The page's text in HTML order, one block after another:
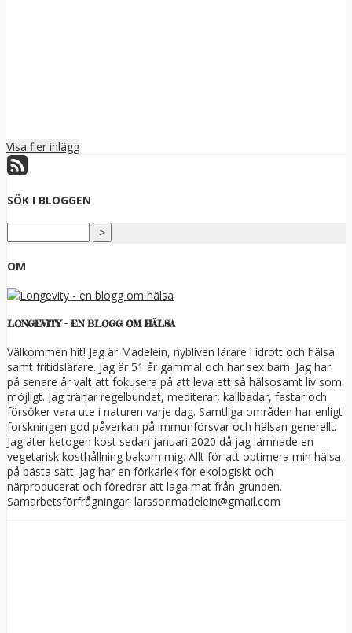
Visa fler inlägg
SÖK I BLOGGEN
OM
LONGEVITY - EN BLOGG OM HÄLSA
Välkommen hit! Jag är Madelein, nybliven lärare i idrott och hälsa
samt fritidslärare. Jag är 51 år gammal och har sex barn. Jag har
på senare år valt att fokusera på att leva ett så hälsosamt liv som
möjligt. Jag tränar regelbundet, mediterar, kallbadar, fastar och
försöker vara ute i naturen varje dag. Samtliga områden har enligt
forskningen god påverkan på immunförsvar och hälsan generellt.
Jag äter ketogen kost sedan januari 2020 då jag lämnade en
vegetarisk kosthållning bakom mig. Allt för att optimera min hälsa
på bästa sätt. Jag har en förkärlek för ekologiskt och
närproducerat och föredrar att laga mat från grunden.
Samarbetsförfrågningar: larssonmadelein@gmail.com